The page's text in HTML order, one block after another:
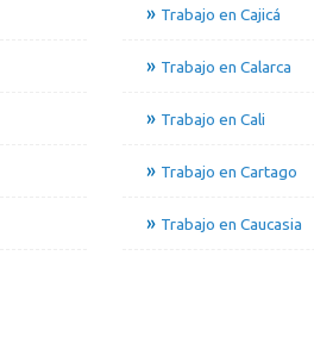
Trabajo en Cajicá
Trabajo en Calarca
Trabajo en Cali
Trabajo en Cartago
Trabajo en Caucasia